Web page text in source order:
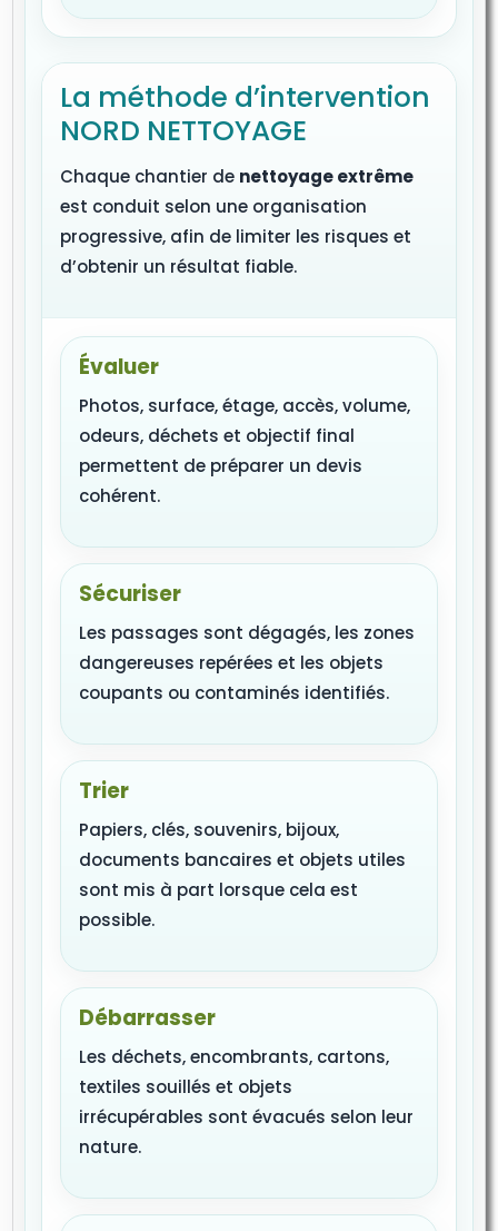
La méthode d’intervention
NORD NETTOYAGE
Chaque chantier de nettoyage extrême
est conduit selon une organisation
progressive, afin de limiter les risques et
d’obtenir un résultat fiable.
Évaluer
Photos, surface, étage, accès, volume,
odeurs, déchets et objectif final
permettent de préparer un devis
cohérent.
Sécuriser
Les passages sont dégagés, les zones
dangereuses repérées et les objets
coupants ou contaminés identifiés.
Trier
Papiers, clés, souvenirs, bijoux,
documents bancaires et objets utiles
sont mis à part lorsque cela est
possible.
Débarrasser
Les déchets, encombrants, cartons,
textiles souillés et objets
irrécupérables sont évacués selon leur
nature.